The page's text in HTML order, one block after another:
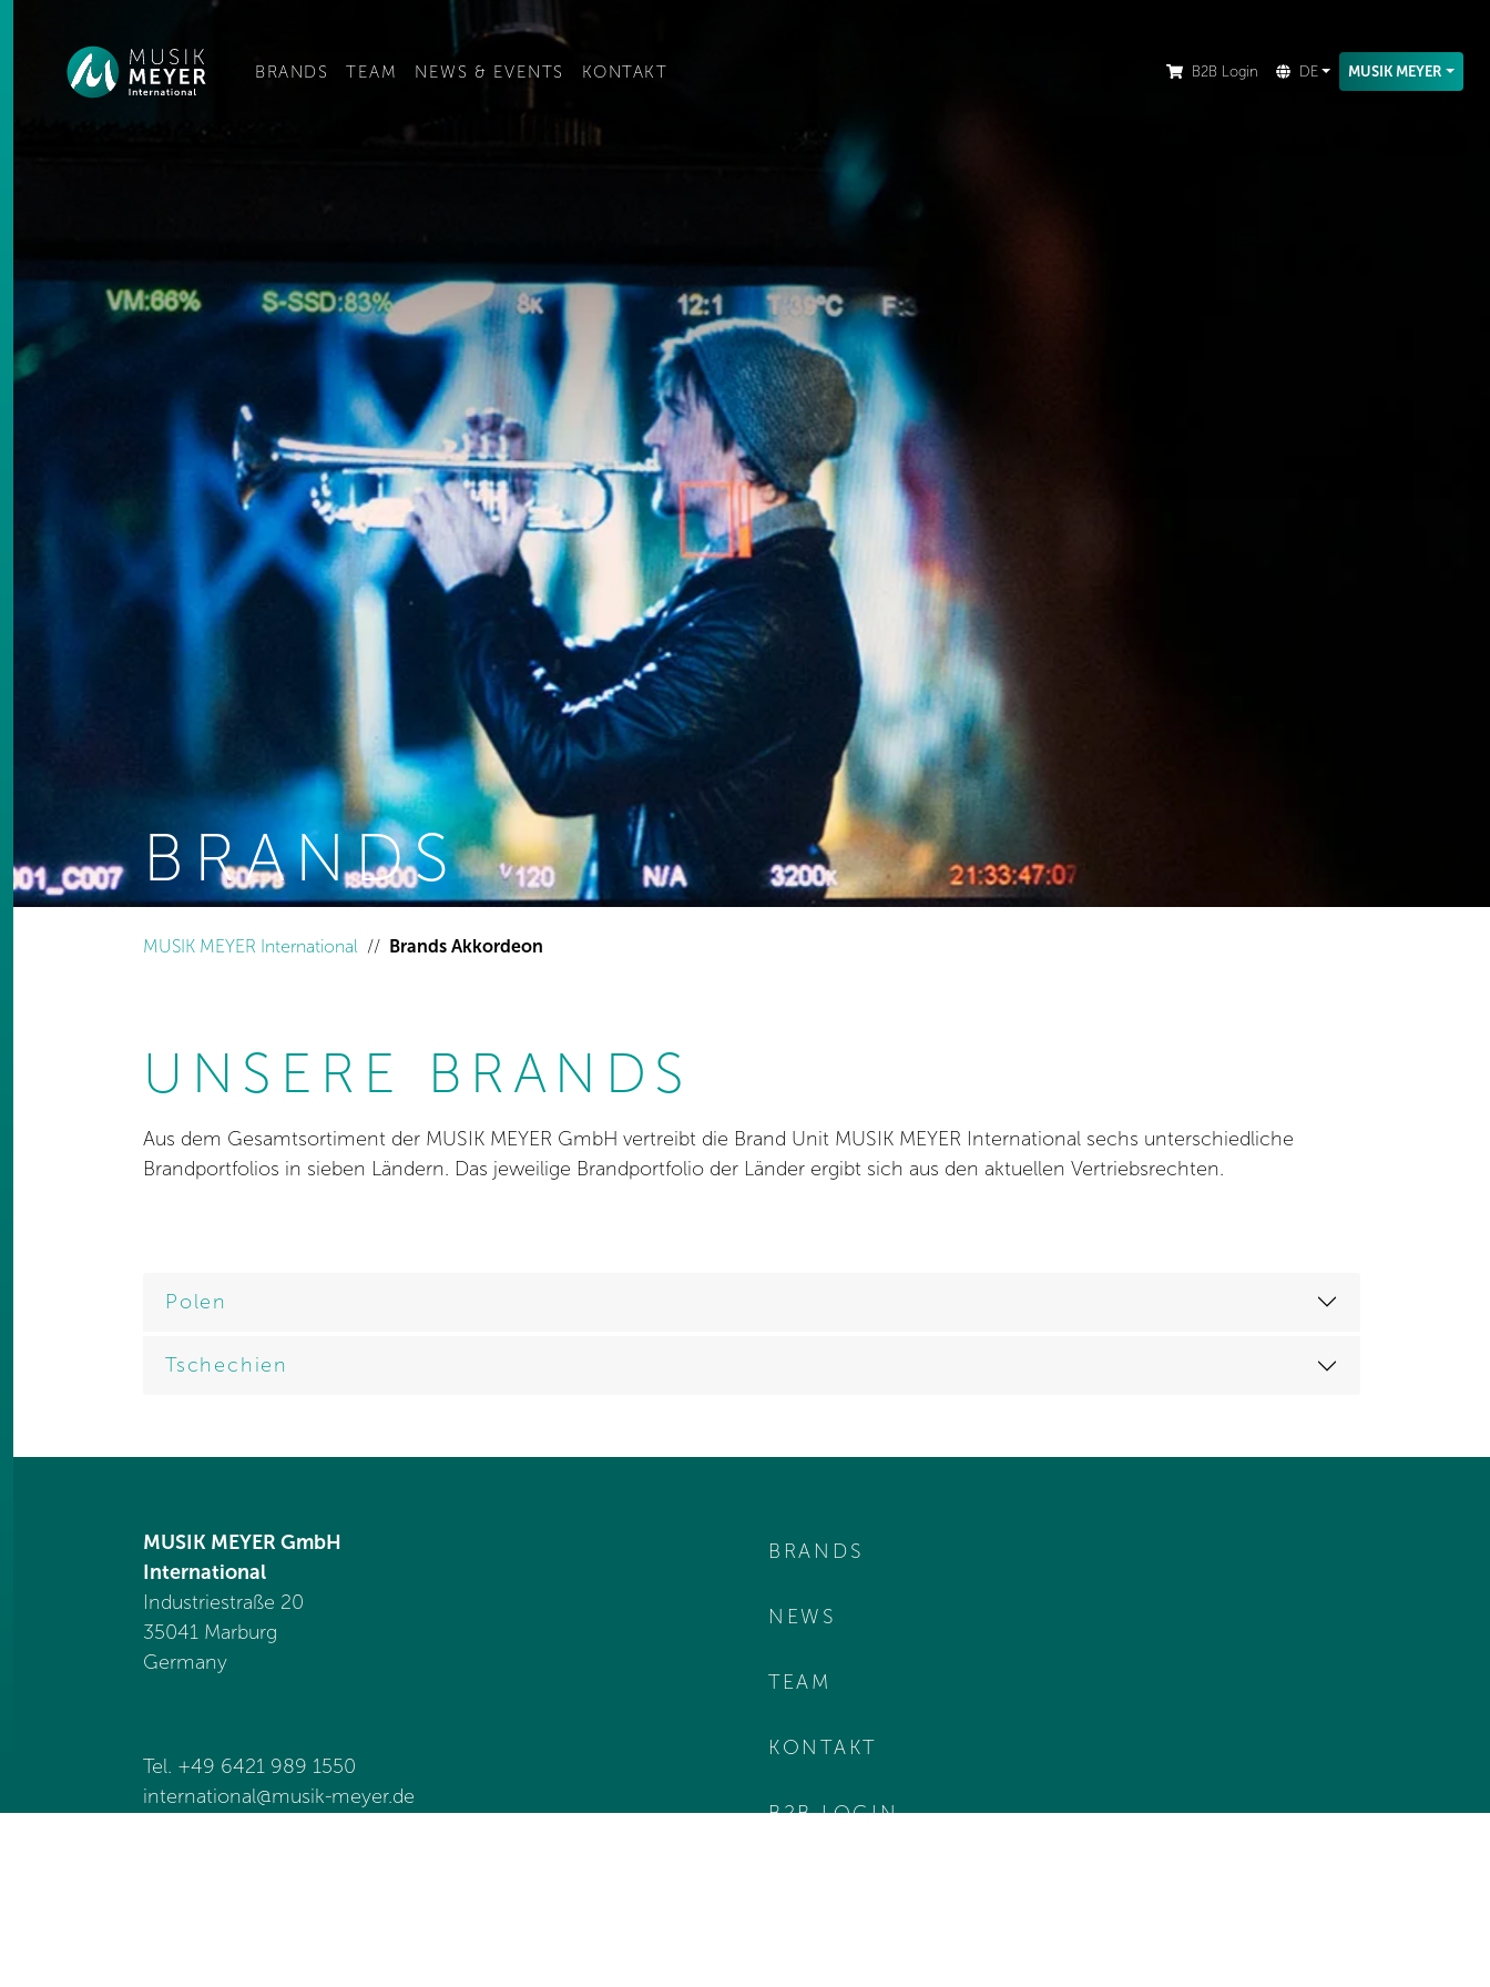
BRANDS TEAM NEWS & EVENTS KONTAKT B2B Login DE MUSIK MEYER
BRANDS
MUSIK MEYER International
Brands Akkordeon
UNSERE BRANDS
Aus dem Gesamtsortiment der MUSIK MEYER GmbH vertreibt die Brand Unit MUSIK MEYER International sechs unterschiedliche
Brandportfolios in sieben Ländern. Das jeweilige Brandportfolio der Länder ergibt sich aus den aktuellen Vertriebsrechten.
Polen
Tschechien
MUSIK MEYER GmbH
International
Industriestraße 20
35041 Marburg
Germany
Tel. +49 6421 989 1550
international@musik-meyer.de
BRANDS
NEWS
TEAM
KONTAKT
B2B LOGIN